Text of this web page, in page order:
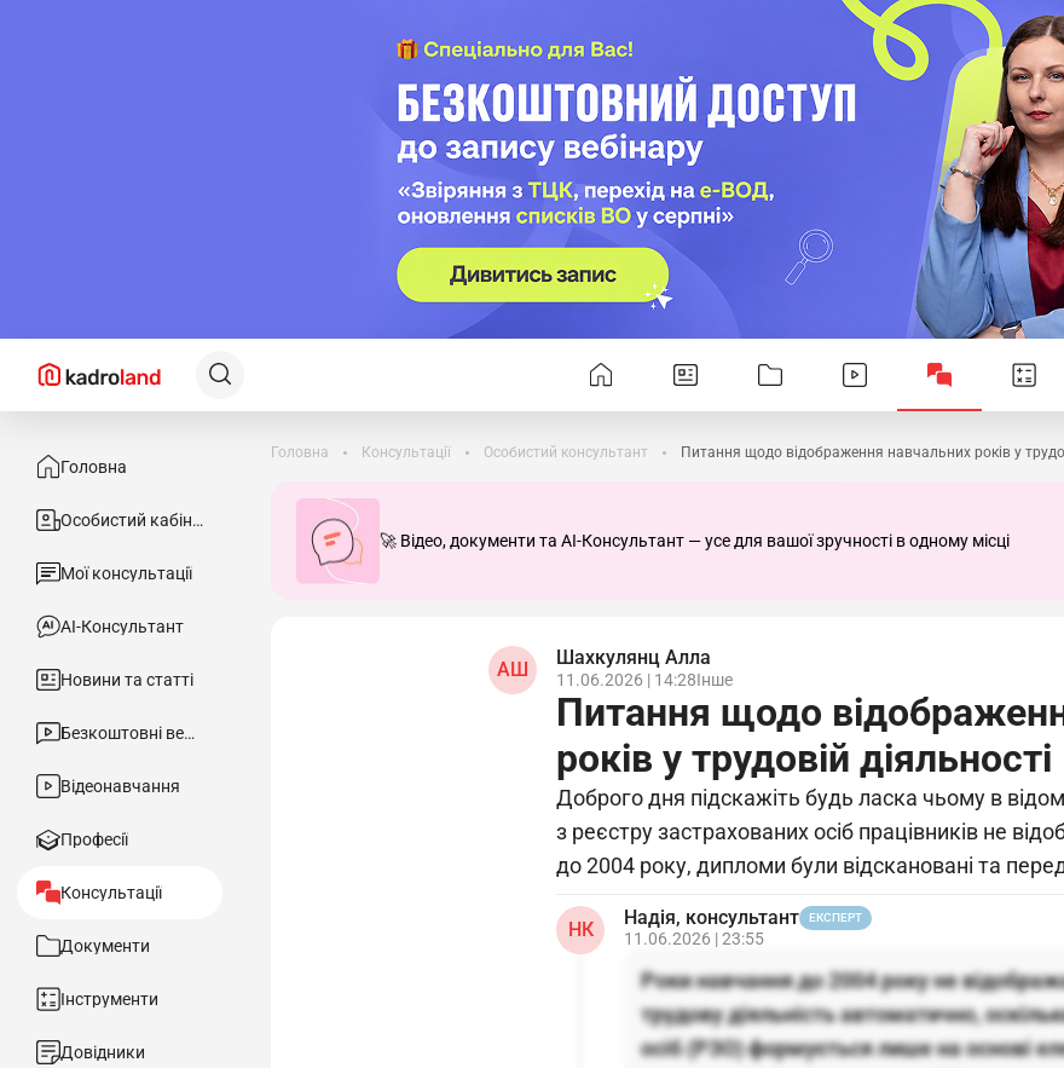
Головна
Особистий кабінет
Мої консультації
АІ-Консультант
Новини та статті
Безкоштовні вебінари
Відеонавчання
Професії
Консультації
Документи
Інструменти
Довідники
Головна Консультації Особистий консультант Питання щодо відображення навчальних років у
🚀 Відео, документи та AI-Консультант — усе для вашої зручності в одному місці
AШ
Шахкулянц Aлла
11.06.2026 | 14:28Інше
Питання щодо
років у трудовій діяльності
Доброго дня підскажіть будь ласка чьому в
з реєстру застрахованих осіб працівників не
до 2004 року, дипломи були відскановані та
НК
Надія, консультант ЕКСПЕРТ
11.06.2026 | 23:55
Роки навчання до 2004 року не
трудову діяльність автоматично,
осіб (РЗО) формується лише на основі